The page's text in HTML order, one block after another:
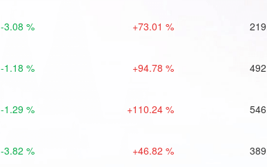
-3.08 % +73.01 %
-1.18 % +94.78 %
-1.29 % +110.24 %
-3.82 % +46.82 %